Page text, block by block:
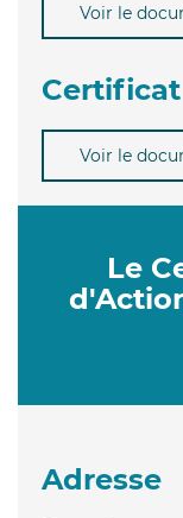
Voir le
Voir le
Le
Adresse